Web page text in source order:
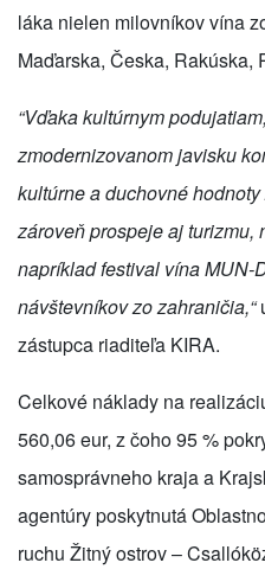
láka nielen milovníkov vína
Maďarska, Česka, Rakúska,
“Vďaka kultúrnym
zmodernizovanom javisku
kultúrne a duchovné
zároveň prospeje aj
napríklad festival vína MUN-
návštevníkov zo zahraničia,“
zástupca riaditeľa KIRA.
Celkové náklady na
560,06 eur, z čoho 95 %
samosprávneho kraja a
agentúry poskytnutá
ruchu Žitný ostrov –